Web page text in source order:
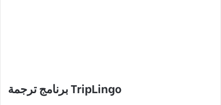
برنامج ترجمةTripLingo